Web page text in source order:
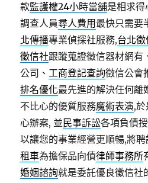
款監護權24小時當舖是相求
調查人員尋人費用 最快只需要
北傳播專業偵探社服務,台北徵
徵信社跟蹤蒐證徵信器材網有
公司、工商登記查詢徵信公會
排名優化最先進的解決任何離
不比心的優質服務魔術表演,
心辦案, 並 民事訴訟各項負債
以讓您的事業經營更順暢,將
租車為擔保品向債律師事務所
婚姻諮詢就是委託優良徵信社